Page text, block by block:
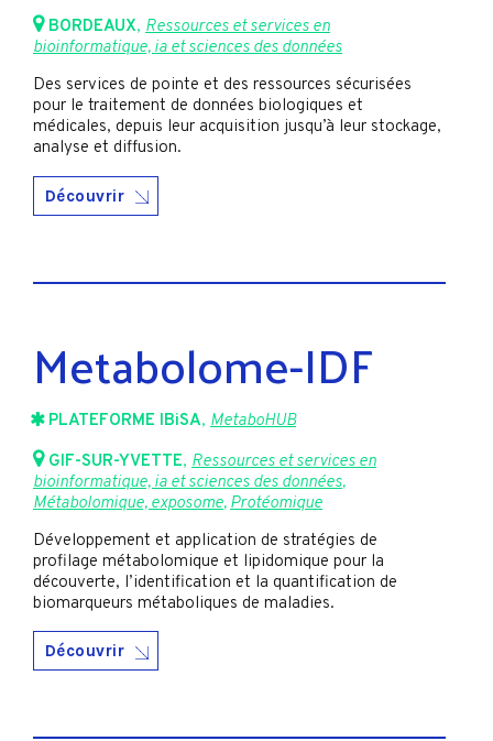
BORDEAUX, Ressources et services en
bioinformatique, ia et sciences des données
Des services de pointe et des ressources sécurisées
pour le traitement de données biologiques et
médicales, depuis leur acquisition jusqu’à leur stockage,
analyse et diffusion.
Découvrir
Metabolome-IDF
PLATEFORME IBiSA, MetaboHUB
GIF-SUR-YVETTE, Ressources et services en
bioinformatique, ia et sciences des données,
Métabolomique, exposome,Protéomique
Développement et application de stratégies de
profilage métabolomique et lipidomique pour la
découverte, l’identification et la quantification de
biomarqueurs métaboliques de maladies.
Découvrir